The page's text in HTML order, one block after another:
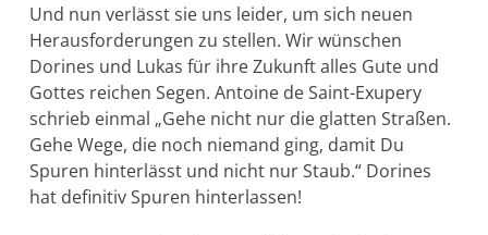
Und nun verlässt sie uns leider, um sich neuen
Herausforderungen zu stellen. Wir wünschen
Dorines und Lukas für ihre Zukunft alles Gute und
Gottes reichen Segen. Antoine de Saint-Exupery
schrieb einmal „Gehe nicht nur die glatten Straßen.
Gehe Wege, die noch niemand ging, damit Du
Spuren hinterlässt und nicht nur Staub.“ Dorines
hat definitiv Spuren hinterlassen!